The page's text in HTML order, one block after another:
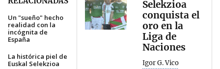
Un "sueño" hecho
realidad con la
incógnita de
España
La histórica piel de
Euskal Selekzioa
Selekzioa
conquista el
oro en la
Liga de
Naciones
Igor G. Vico